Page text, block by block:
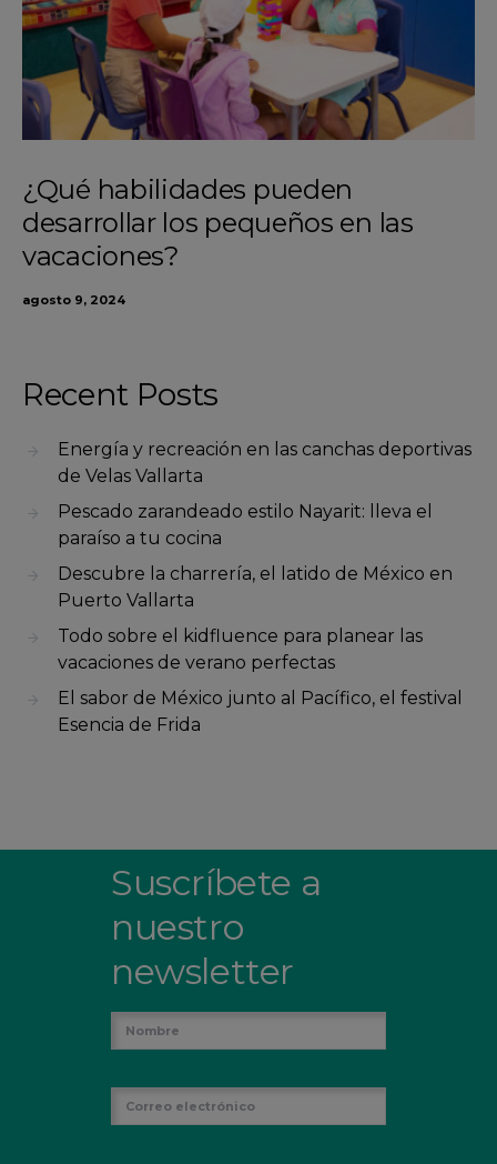
¿Qué habilidades pueden
desarrollar los pequeños en las
vacaciones?
agosto 9, 2024
Recent Posts
Energía y recreación en las canchas deportivas
de Velas Vallarta
Pescado zarandeado estilo Nayarit: lleva el
paraíso a tu cocina
Descubre la charrería, el latido de México en
Puerto Vallarta
Todo sobre el kidfluence para planear las
vacaciones de verano perfectas
El sabor de México junto al Pacífico, el festival
Esencia de Frida
Suscríbete a
nuestro
newsletter